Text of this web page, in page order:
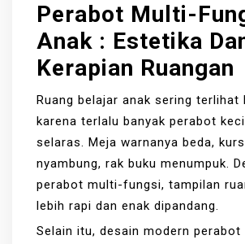
Perabot Multi-
Anak : Estetika
Kerapian Ruangan
Ruang belajar anak sering terlihat
karena terlalu banyak perabot
selaras. Meja warnanya beda,
nyambung, rak buku menumpuk.
perabot multi-fungsi, tampilan
lebih rapi dan enak dipandang.
Selain itu, desain modern